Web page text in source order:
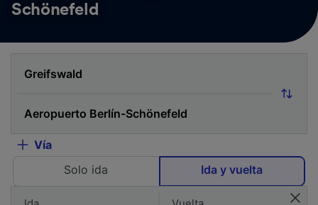
Schönefeld
Vía
Solo ida
Ida y vuelta